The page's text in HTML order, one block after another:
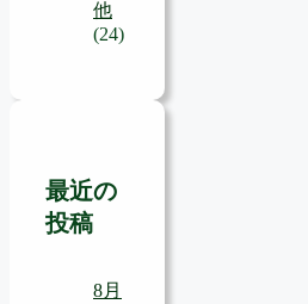
他
(24)
最近の
投稿
8月